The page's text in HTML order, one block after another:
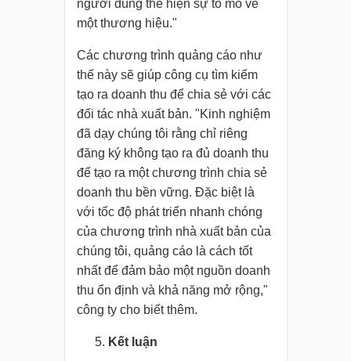
người dùng thể hiện sự tò mò về
một thương hiệu."
Các chương trình quảng cáo như
thế này sẽ giúp công cụ tìm kiếm
tạo ra doanh thu để chia sẻ với các
đối tác nhà xuất bản. "Kinh nghiệm
đã dạy chúng tôi rằng chỉ riêng
đăng ký không tạo ra đủ doanh thu
để tạo ra một chương trình chia sẻ
doanh thu bền vững. Đặc biệt là
với tốc độ phát triển nhanh chóng
của chương trình nhà xuất bản của
chúng tôi, quảng cáo là cách tốt
nhất để đảm bảo một nguồn doanh
thu ổn định và khả năng mở rộng,"
công ty cho biết thêm.
Kết luận